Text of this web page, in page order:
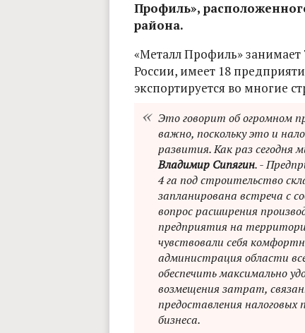
Профиль»,
района.
«Металл Профиль»
России, имеет 18
экспортируется во многие
Это говорит об огромном
важно, поскольку это и
развития. Как раз сегодня
Владимир Сипягин. -
4 га под строительство
запланирована встреча с
вопрос расширения
предприятия на
чувствовали себя
администрация области
обеспечить максимально
возмещения затрат,
предоставления налоговых
бизнеса.